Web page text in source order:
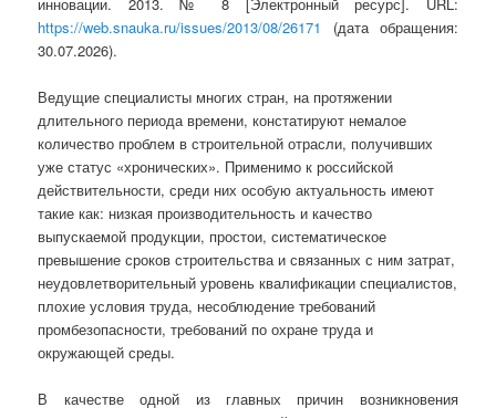
https://web.snauka.ru/issues/2013/08/26171
(дата обращения:
30.07.2026).
Ведущие специалисты многих стран, на протяжении
длительного периода времени, констатируют немалое
количество проблем в строительной отрасли, получивших
уже статус «хронических». Применимо к российской
действительности, среди них особую актуальность имеют
такие как: низкая производительность и качество
выпускаемой продукции, простои, систематическое
превышение сроков строительства и связанных с ним затрат,
неудовлетворительный уровень квалификации специалистов,
плохие условия труда, несоблюдение требований
промбезопасности, требований по охране труда и
окружающей среды.
В качестве одной из главных причин возникновения